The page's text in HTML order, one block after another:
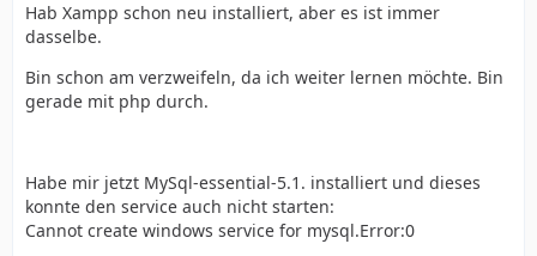
Hab Xampp schon neu installiert, aber es ist immer
dasselbe.
Bin schon am verzweifeln, da ich weiter lernen möchte. Bin
gerade mit php durch.
Habe mir jetzt MySql-essential-5.1. installiert und dieses
konnte den service auch nicht starten:
Cannot create windows service for mysql.Error:0